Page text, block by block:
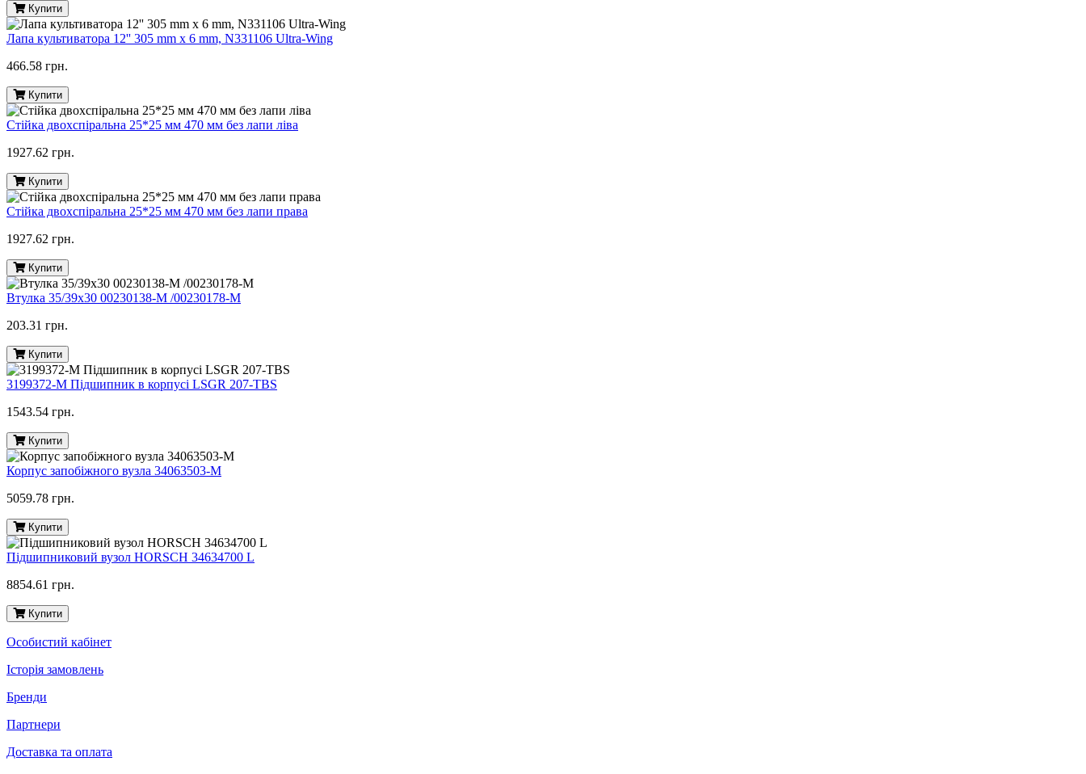
Купити
Лапа культиватора 12'' 305 mm x 6 mm, N331106 Ultra-Wing
466.58 грн.
Купити
Стійка двохспіральна 25*25 мм 470 мм без лапи ліва
1927.62 грн.
Купити
Стійка двохспіральна 25*25 мм 470 мм без лапи права
1927.62 грн.
Купити
Втулка 35/39х30 00230138-M /00230178-M
203.31 грн.
Купити
3199372-M Підшипник в корпусі LSGR 207-TBS
1543.54 грн.
Купити
Корпус запобіжного вузла 34063503-M
5059.78 грн.
Купити
Підшипниковий вузол HORSCH 34634700 L
8854.61 грн.
Купити
Особистий кабінет
Історія замовлень
Бренди
Партнери
Доставка та оплата